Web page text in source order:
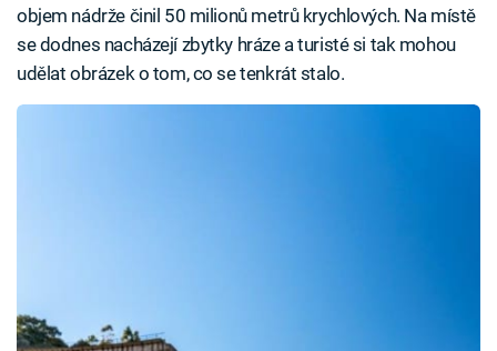
objem nádrže činil 50 milionů metrů krychlových. Na místě
se dodnes nacházejí zbytky hráze a turisté si tak mohou
udělat obrázek o tom, co se tenkrát stalo.